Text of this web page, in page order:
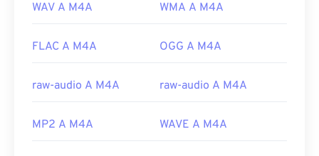
WAV A M4A WMA A M4A
FLAC A M4A OGG A M4A
raw-audio A M4A raw-audio A M4A
MP2 A M4A WAVE A M4A